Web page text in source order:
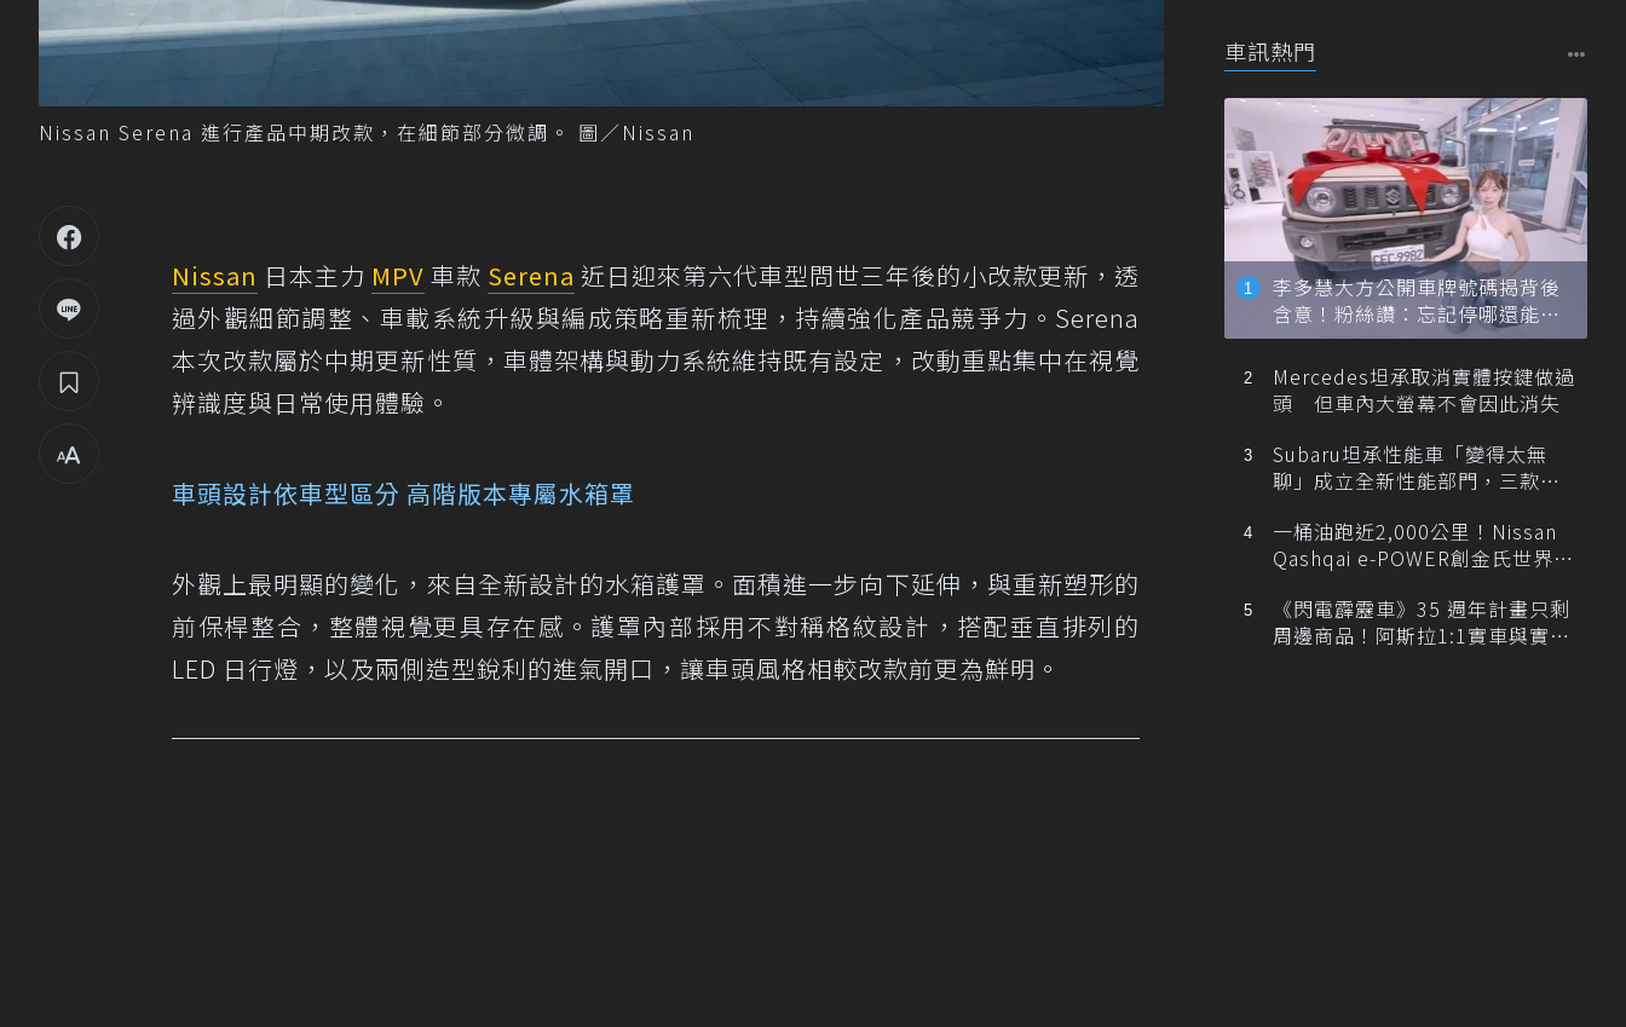
Nissan Serena 進行產品中期改款，在細節部分微調。 圖／Nissan
Nissan 日本主力 MPV 車款 Serena 近日迎來第六代車型問世三年後的小改款更新，透
過外觀細節調整、車載系統升級與編成策略重新梳理，持續強化產品競爭力。Serena
本次改款屬於中期更新性質，車體架構與動力系統維持既有設定，改動重點集中在視覺
辨識度與日常使用體驗。
車頭設計依車型區分 高階版本專屬水箱罩
外觀上最明顯的變化，來自全新設計的水箱護罩。面積進一步向下延伸，與重新塑形的
前保桿整合，整體視覺更具存在感。護罩內部採用不對稱格紋設計，搭配垂直排列的
LED 日行燈，以及兩側造型銳利的進氣開口，讓車頭風格相較改款前更為鮮明。
車訊熱門
李多慧大方公開車牌號碼揭背後
含意！粉絲讚：忘記停哪還能幫
忙找車
Mercedes坦承取消實體按鍵做過
頭 但車內大螢幕不會因此消失
Subaru坦承性能車「變得太無
聊」成立全新性能部門，三款手
一桶油跑近2,000公里！Nissan
Qashqai e-POWER創金氏世界紀
《閃電霹靂車》35 週年計畫只剩
周邊商品！阿斯拉1:1實車與實體